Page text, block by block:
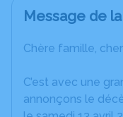
Message de
Chère famille,
C’est avec une
annonçons le